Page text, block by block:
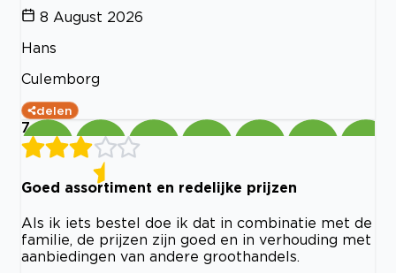
8 August 2026
Hans
Culemborg
delen
7
Goed assortiment en redelijke prijzen
Als ik iets bestel doe ik dat in combinatie met de
familie, de prijzen zijn goed en in verhouding met
aanbiedingen van andere groothandels.